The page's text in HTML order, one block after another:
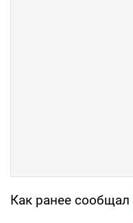
Как ранее сообщал